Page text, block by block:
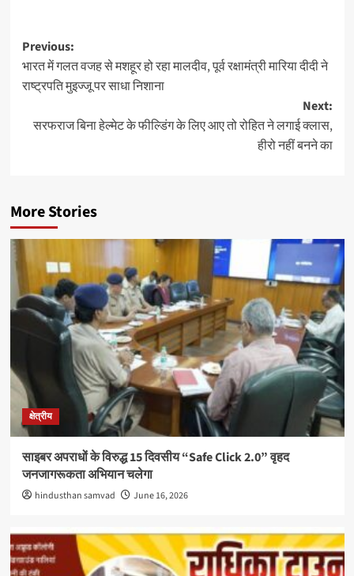
Post
navigation
Previous:
भारत में गलत वजह से मशहूर हो रहा मालदीव, पूर्व रक्षामंत्री मारिया दीदी ने
राष्ट्रपति मुइज्जू पर साधा निशाना
Next:
सरफराज बिना हेल्मेट के फील्डिंग के लिए आए तो रोहित ने लगाई क्लास,
हीरो नहीं बनने का
More Stories
क्षेत्रीय
साइबर अपराधों के विरुद्ध 15 दिवसीय “Safe Click 2.0” वृहद
जनजागरूकता अभियान चलेगा
hindusthan samvad June 16, 2026